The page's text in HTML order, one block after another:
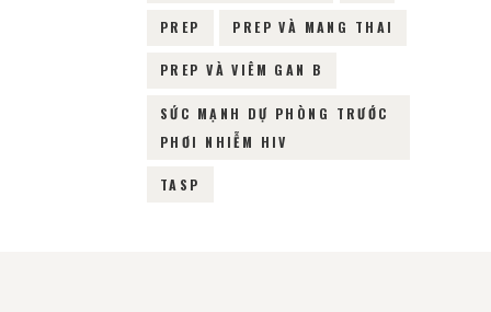
PREP PREP VÀ MANG THAI
PREP VÀ VIÊM GAN B
SỨC MẠNH DỰ PHÒNG TRƯỚC
PHƠI NHIỄM HIV
TASP